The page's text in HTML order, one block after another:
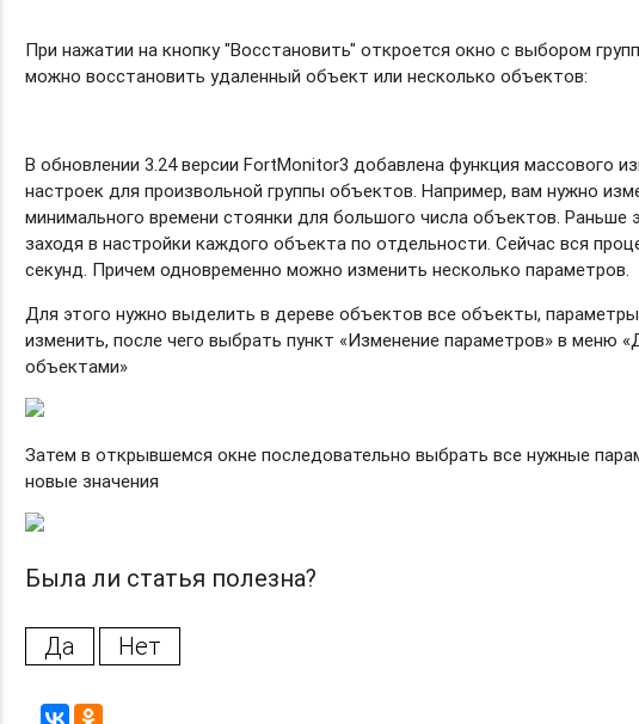
При нажатии на кнопку "Восстановить" откроется окно с выбором
можно восстановить удаленный объект или несколько объектов:
В обновлении 3.24 версии FortMonitor3 добавлена функция массового
настроек для произвольной группы объектов. Например, вам нужно
минимального времени стоянки для большого числа объектов. Раньше
заходя в настройки каждого объекта по отдельности. Сейчас вся
секунд. Причем одновременно можно изменить несколько параметров.
Для этого нужно выделить в дереве объектов все объекты,
изменить, после чего выбрать пункт «Изменение параметров» в меню
объектами»
Затем в открывшемся окне последовательно выбрать все нужные
новые значения
Была ли статья полезна?
Да Нет